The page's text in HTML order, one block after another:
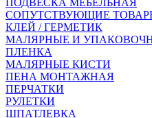
ПОДВЕСКА МЕБЕЛЬНАЯ
СОПУТСТВУЮЩИЕ
КЛЕЙ / ГЕРМЕТИК
МАЛЯРНЫЕ И
ПЛЕНКА
МАЛЯРНЫЕ КИСТИ
ПЕНА МОНТАЖНАЯ
ПЕРЧАТКИ
РУЛЕТКИ
ШПАТЛЕВКА